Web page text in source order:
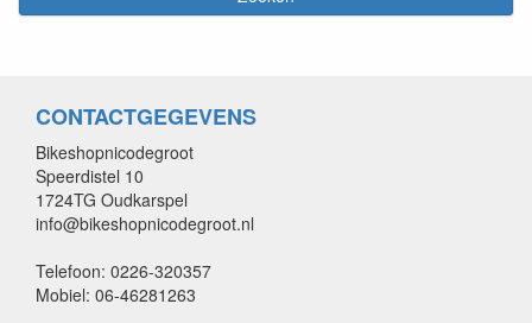
CONTACTGEGEVENS
Bikeshopnicodegroot
Speerdistel 10
1724TG Oudkarspel
info@bikeshopnicodegroot.nl
Telefoon: 0226-320357
Mobiel: 06-46281263